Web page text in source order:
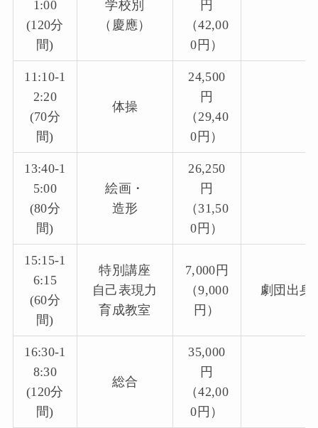
1:00
(120分
間)
学校別
（慶應）
円
（42,00
0円）
11:10-1
2:20
(70分
間)
体操
24,500
円
（29,40
0円）
13:40-1
5:00
(80分
間)
絵画・
造形
26,250
円
（31,50
0円）
15:15-1
6:15
(60分
間)
特別講座
自己表現力
育成教室
7,000円
（9,000
円）
劇団出身
16:30-1
8:30
(120分
間)
総合
35,000
円
（42,00
0円）